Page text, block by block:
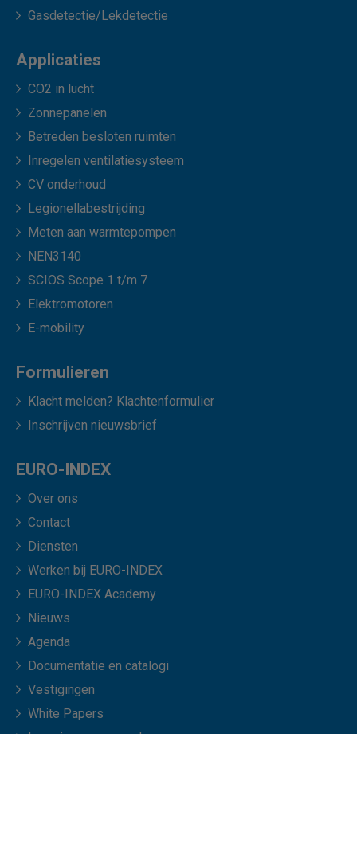
Gasdetectie/Lekdetectie
Applicaties
CO2 in lucht
Zonnepanelen
Betreden besloten ruimten
Inregelen ventilatiesysteem
CV onderhoud
Legionellabestrijding
Meten aan warmtepompen
NEN3140
SCIOS Scope 1 t/m 7
Elektromotoren
E-mobility
Formulieren
Klacht melden? Klachtenformulier
Inschrijven nieuwsbrief
EURO-INDEX
Over ons
Contact
Diensten
Werken bij EURO-INDEX
EURO-INDEX Academy
Nieuws
Agenda
Documentatie en catalogi
Vestigingen
White Papers
Leveringsvoorwaarden